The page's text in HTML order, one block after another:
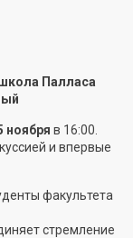
Палласа
ноября в 16:00.
и впервые
факультета
стремление